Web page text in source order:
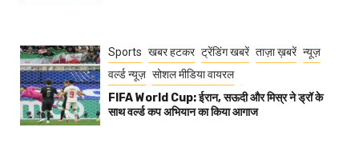
Sports खबर हटकर ट्रेंडिंग खबरें ताज़ा ख़बरें न्यूज़
वर्ल्ड न्यूज़ सोशल मीडिया वायरल
FIFA World Cup: ईरान, सऊदी और मिस्र ने ड्रॉ के
साथ वर्ल्ड कप अभियान का किया आगाज